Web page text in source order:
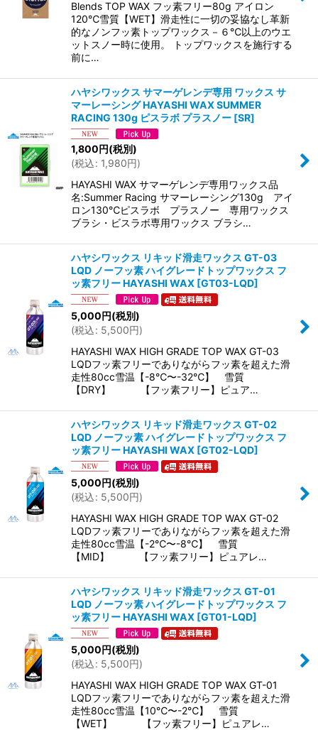
Blends TOP WAX フッ素フリー80g アイロン
120℃雪質【WET】滑走性に一切の妥協なし革新
的なノンフッ素トップワックス－６℃以上のウエ
ットスノー時に使用。 トップワックスを施行する
前に…
ハヤシワックス サマーゲレンデ専用 ワックス サ
マーレーシング HAYASHI WAX SUMMER
RACING 130g ピスラボ プラスノー [SR]
1,800円(税別)
(税込: 1,980円)
HAYASHI WAX サマーゲレンデ専用ワックス品
名:Summer Racing サマーレーシング130g アイ
ロン130℃ピスラボ プラスノー 専用ワックス
ブラシ・ビスラボ専用ワックス ブラシ…
ハヤシワックス リキッド滑走ワックス GT-03
LQD ノーフッ素 ハイグレードトップワックス フ
ッ素フリー HAYASHI WAX [GT03-LQD]
5,000円(税別)
(税込: 5,500円)
HAYASHI WAX HIGH GRADE TOP WAX GT-03
LQDフッ素フリーでありながらフッ素を超えた滑
走性80cc雪温【-8℃〜-32℃】 雪質
【DRY】 【フッ素フリー】ピュア…
ハヤシワックス リキッド滑走ワックス GT-02
LQD ノーフッ素 ハイグレードトップワックス フ
ッ素フリー HAYASHI WAX [GT02-LQD]
5,000円(税別)
(税込: 5,500円)
HAYASHI WAX HIGH GRADE TOP WAX GT-02
LQDフッ素フリーでありながらフッ素を超えた滑
走性80cc雪温【-2℃〜-8℃】 雪質
【MID】 【フッ素フリー】ピュアレ…
ハヤシワックス リキッド滑走ワックス GT-01
LQD ノーフッ素 ハイグレードトップワックス フ
ッ素フリー HAYASHI WAX [GT01-LQD]
5,000円(税別)
(税込: 5,500円)
HAYASHI WAX HIGH GRADE TOP WAX GT-01
LQDフッ素フリーでありながらフッ素を超えた滑
走性80cc雪温【10℃〜-2℃】 雪質
【WET】 【フッ素フリー】ピュアレ…